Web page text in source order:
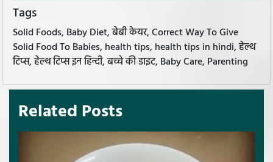
Tags
Solid Foods, Baby Diet, बेबी केयर, Correct Way To Give
Solid Food To Babies, health tips, health tips in hindi, हेल्थ
टिप्स, हेल्थ टिप्स इन हिन्दी, बच्चे की डाइट, Baby Care, Parenting
Related Posts